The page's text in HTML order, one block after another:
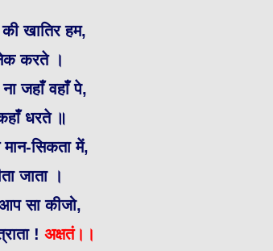
की खातिर हम,
करते ।
जहाँ वहाँ पे,
धरते ॥
सिकता में,
जाता ।
सा कीजो,
! अक्षतं।।